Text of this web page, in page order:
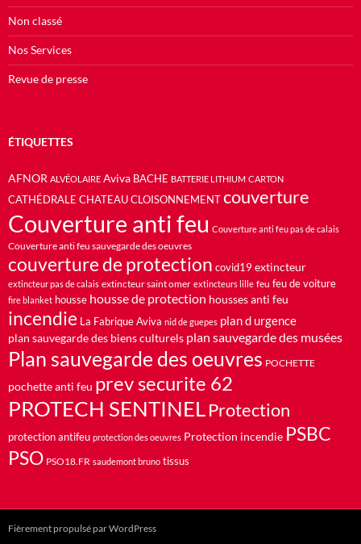
Non classé
Nos Services
Revue de presse
ÉTIQUETTES
AFNOR ALVÉOLAIRE Aviva BACHE BATTERIE LITHIUM CARTON
CATHÉDRALE CHATEAU CLOISONNEMENT couverture
Couverture anti feu Couverture anti feu pas de calais
Couverture anti feu sauvegarde des oeuvres
couverture de protection covid19 extincteur
extincteur pas de calais extincteur saint omer extincteurs lille feu feu de voiture
fire blanket housse housse de protection housses anti feu
incendie La Fabrique Aviva nid de guepes plan d urgence
plan sauvegarde des biens culturels plan sauvegarde des musées
Plan sauvegarde des oeuvres POCHETTE
pochette anti feu prev securite 62
PROTECH SENTINELProtection
protection antifeu protection des oeuvres Protection incendie PSBC
PSO PSO18.FR saudemont bruno tissus
Fièrement propulsé par WordPress